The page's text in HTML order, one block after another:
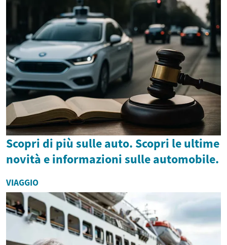
Scopri di più sulle auto. Scopri le ultime
novità e informazioni sulle automobile.
VIAGGIO